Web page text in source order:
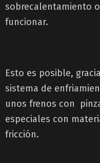
sobrecalentamiento
funcionar.
Esto es posible,
sistema de
unos frenos con
especiales con
fricción.